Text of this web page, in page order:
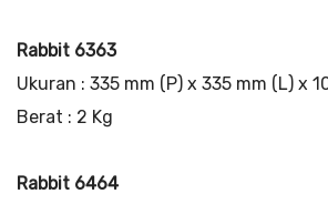
Rabbit 6363
Ukuran : 335 mm (P) x 335 mm (L) x
Berat : 2 Kg
Rabbit 6464